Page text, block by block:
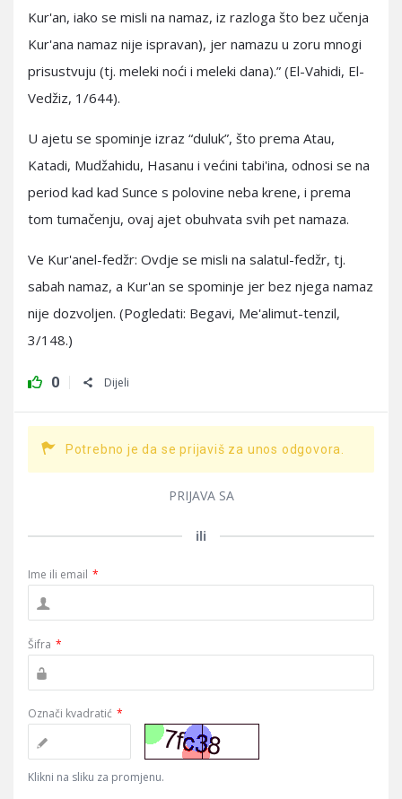
Kur'an, iako se misli na namaz, iz razloga što bez učenja
Kur'ana namaz nije ispravan), jer namazu u zoru mnogi
prisustvuju (tj. meleki noći i meleki dana).” (El-Vahidi, El-
Vedžiz, 1/644).
U ajetu se spominje izraz “duluk”, što prema Atau,
Katadi, Mudžahidu, Hasanu i većini tabi'ina, odnosi se na
period kad kad Sunce s polovine neba krene, i prema
tom tumačenju, ovaj ajet obuhvata svih pet namaza.
Ve Kur'anel-fedžr: Ovdje se misli na salatul-fedžr, tj.
sabah namaz, a Kur'an se spominje jer bez njega namaz
nije dozvoljen. (Pogledati: Begavi, Me'alimut-tenzil,
3/148.)
0 Dijeli
Potrebno je da se prijaviš za unos odgovora.
PRIJAVA SA
ili
Ime ili email *
Šifra *
Označi kvadratić *
Klikni na sliku za promjenu.